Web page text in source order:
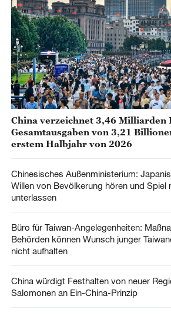
China verzeichnet 3,46 Milliarden
Gesamtausgaben von 3,21
erstem Halbjahr von 2026
Chinesisches Außenministerium:
Willen von Bevölkerung hören und Spiel
unterlassen
Büro für Taiwan-Angelegenheiten:
Behörden können Wunsch junger
nicht aufhalten
China würdigt Festhalten von neuer
Salomonen an Ein-China-Prinzip